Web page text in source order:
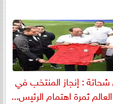
شحاتة : إنجاز المنتخب في
ثمرة اهتمام الرئيس...